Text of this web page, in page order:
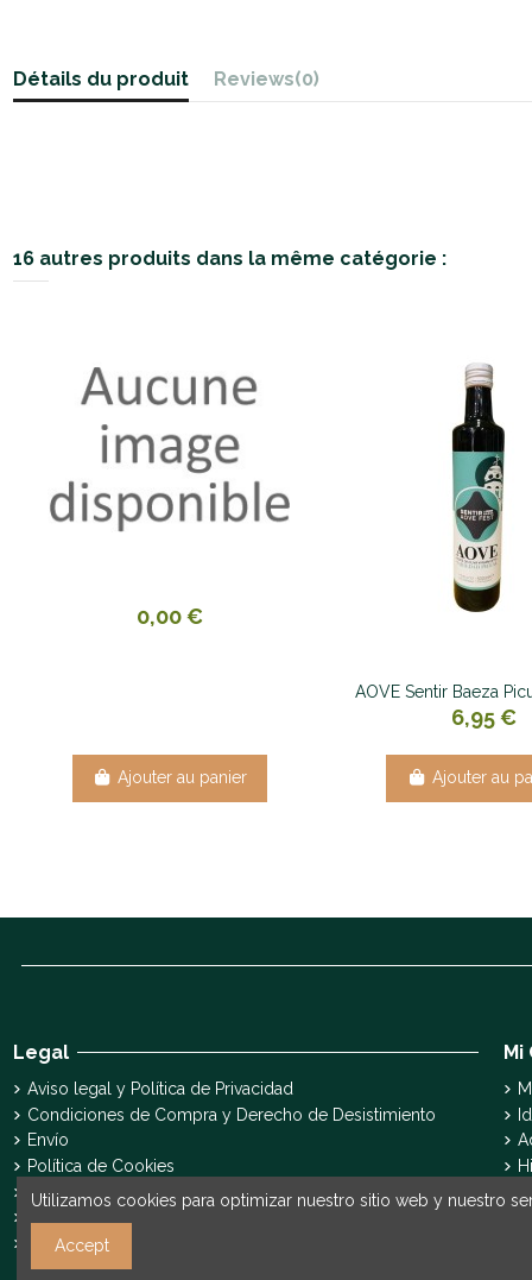
Détails du produit Reviews(0)
16 autres produits dans la même catégorie :
0,00 €
Ajouter au panier
AOVE Sentir Baeza
6,95 €
Ajouter au
Legal
Aviso legal y Política de Privacidad
Condiciones de Compra y Derecho de Desistimiento
Envío
Política de Cookies
Declaración de accesibilidad
Pyme Innova
Mi
Utilizamos cookies para optimizar nuestro sitio web y nuestro
Accept